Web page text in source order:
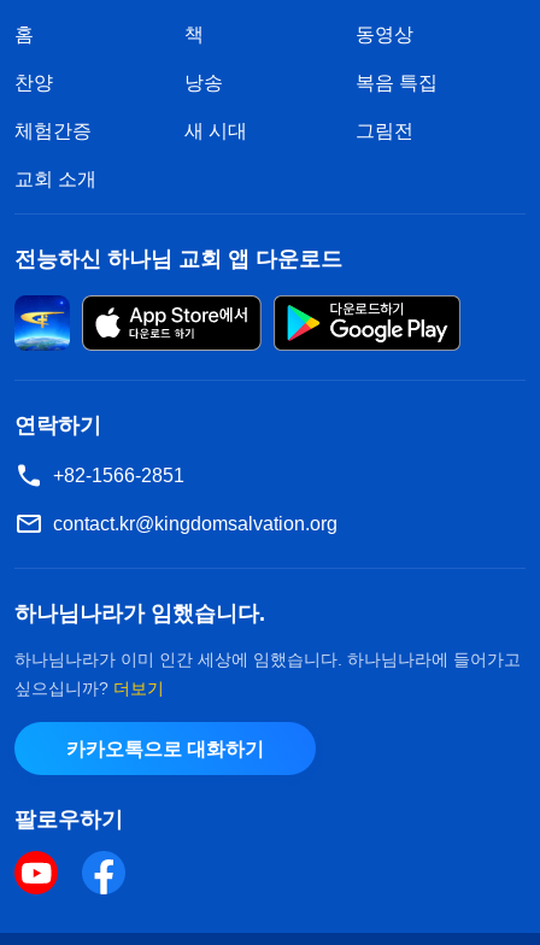
홈 책 동영상
찬양 낭송 복음 특집
체험간증 새 시대 그림전
교회 소개
전능하신 하나님 교회 앱 다운로드
연락하기
+82-1566-2851
contact.kr@kingdomsalvation.org
하나님나라가 임했습니다.
하나님나라가 이미 인간 세상에 임했습니다. 하나님나라에 들어가고
싶으십니까? 더보기
카카오톡으로 대화하기
팔로우하기